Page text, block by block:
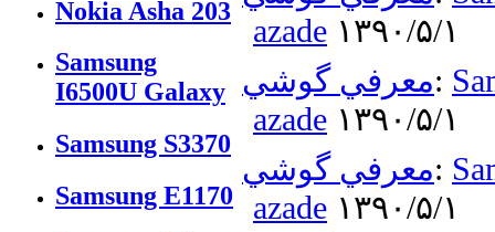
Nokia Asha 203
Samsung
I6500U Galaxy
Samsung S3370
Samsung E1170
azade ۱۳۹۰/۵/۱
معرفي گوشي:
azade ۱۳۹۰/۵/۱
معرفي گوشي:
azade ۱۳۹۰/۵/۱